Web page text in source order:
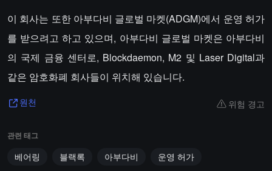
이 회사는 또한 아부다비 글로벌 마켓(ADGM)에서 운영 허가
를 받으려고 하고 있으며, 아부다비 글로벌 마켓은 아부다비
의 국제 금융 센터로, Blockdaemon, M2 및 Laser Digital과
같은 암호화폐 회사들이 위치해 있습니다.
원천 위험 경고
관련 태그
베어링 블랙록 아부다비 운영 허가